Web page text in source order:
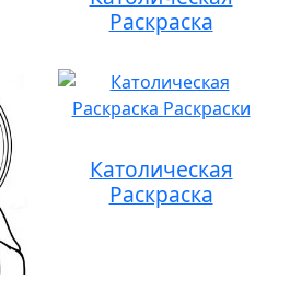
Раскраска
Католическая
Раскраска